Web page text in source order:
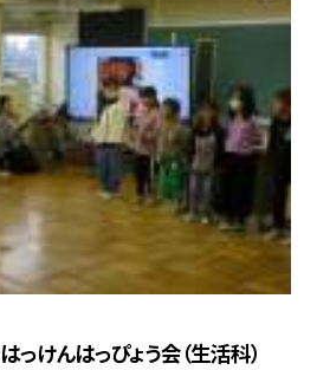
っけんはっぴょう会（生活科）